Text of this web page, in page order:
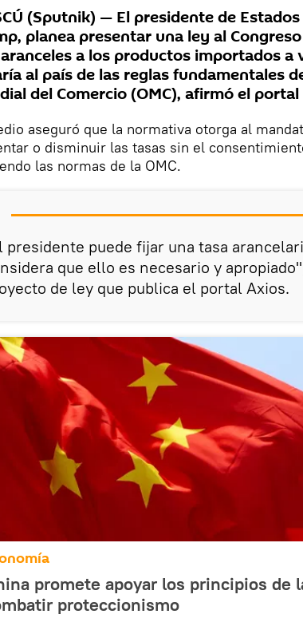
(Sputnik) — El presidente de
planea presentar una ley al
a los productos importados a
al país de las reglas fundamentales
del Comercio (OMC), afirmó el
aseguró que la normativa otorga al
o disminuir las tasas sin el
las normas de la OMC.
presidente puede fijar una tasa
que ello es necesario y
de ley que publica el portal Axios.
promete apoyar los principios de
proteccionismo